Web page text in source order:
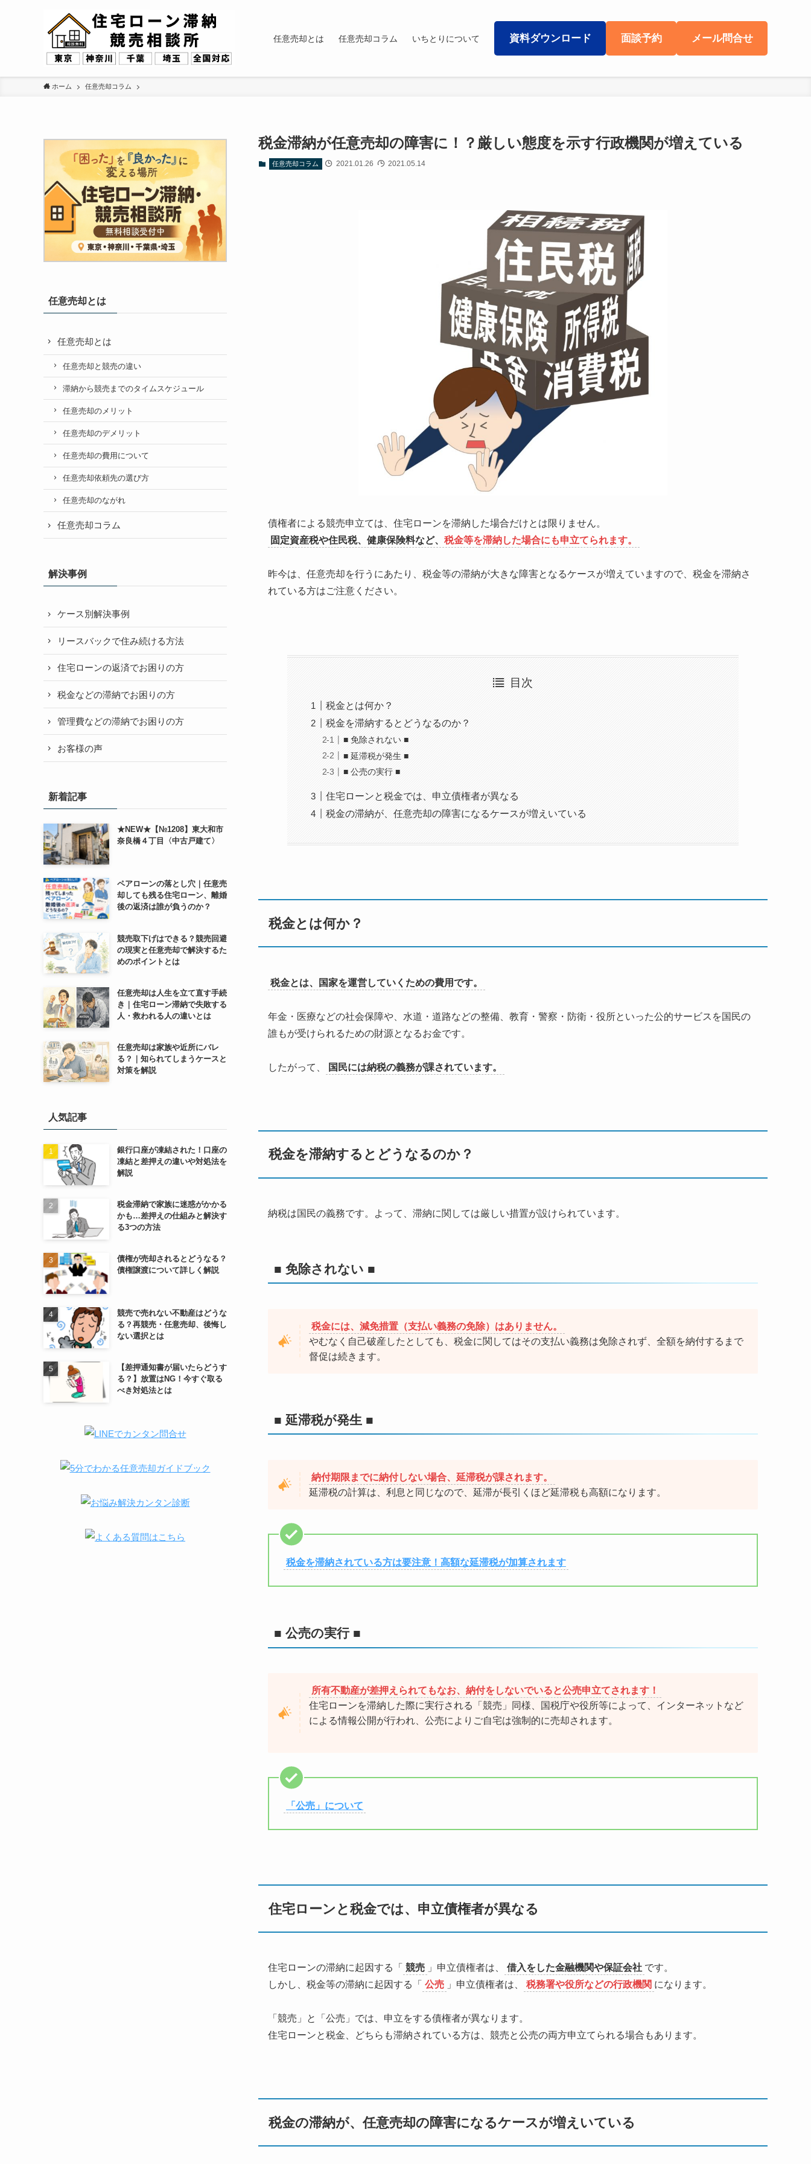
任意売却とは 任意売却コラム いちとりについて 資料ダウンロード 面談予約 メール問合せ
ホーム 任意売却コラム
税金滞納が任意売却の障害に！？厳しい態度を示す行政機関が増えている
任意売却コラム 2021.01.26 2021.05.14
債権者による競売申立ては、住宅ローンを滞納した場合だけとは限りません。
固定資産税や住民税、健康保険料など、 税金等を滞納した場合にも申立てられます。
昨今は、任意売却を行うにあたり、税金等の滞納が大きな障害となるケースが増えていますので、税金を滞納さ
れている方はご注意ください。
目次
税金とは何か？
税金を滞納するとどうなるのか？
■ 免除されない ■
■ 延滞税が発生 ■
■ 公売の実行 ■
住宅ローンと税金では、申立債権者が異なる
税金の滞納が、任意売却の障害になるケースが増えいている
税金とは何か？
税金とは、国家を運営していくための費用です。
年金・医療などの社会保障や、水道・道路などの整備、教育・警察・防衛・役所といった公的サービスを国民の
誰もが受けられるための財源となるお金です。
したがって、 国民には納税の義務が課されています。
税金を滞納するとどうなるのか？
納税は国民の義務です。よって、滞納に関しては厳しい措置が設けられています。
■ 免除されない ■
税金には、減免措置（支払い義務の免除）はありません。
やむなく自己破産したとしても、税金に関してはその支払い義務は免除されず、全額を納付するまで
督促は続きます。
■ 延滞税が発生 ■
納付期限までに納付しない場合、延滞税が課されます。
延滞税の計算は、利息と同じなので、延滞が長引くほど延滞税も高額になります。
税金を滞納されている方は要注意！高額な延滞税が加算されます
■ 公売の実行 ■
所有不動産が差押えられてもなお、納付をしないでいると公売申立てされます！
住宅ローンを滞納した際に実行される「競売」同様、国税庁や役所等によって、インターネットなど
による情報公開が行われ、公売によりご自宅は強制的に売却されます。
「公売」について
住宅ローンと税金では、申立債権者が異なる
住宅ローンの滞納に起因する「 競売 」申立債権者は、 借入をした金融機関や保証会社 です。
しかし、税金等の滞納に起因する「 公売 」申立債権者は、 税務署や役所などの行政機関 になります。
「競売」と「公売」では、申立をする債権者が異なります。
住宅ローンと税金、どちらも滞納されている方は、競売と公売の両方申立てられる場合もあります。
税金の滞納が、任意売却の障害になるケースが増えいている
任意売却とは
任意売却とは
任意売却と競売の違い
滞納から競売までのタイムスケジュール
任意売却のメリット
任意売却のデメリット
任意売却の費用について
任意売却依頼先の選び方
任意売却のながれ
任意売却コラム
解決事例
ケース別解決事例
リースバックで住み続ける方法
住宅ローンの返済でお困りの方
税金などの滞納でお困りの方
管理費などの滞納でお困りの方
お客様の声
新着記事
★NEW★【№1208】東大和市
奈良橋４丁目〈中古戸建て〉
ペアローンの落とし穴｜任意売
却しても残る住宅ローン、離婚
後の返済は誰が負うのか？
競売取下げはできる？競売回避
の現実と任意売却で解決するた
めのポイントとは
任意売却は人生を立て直す手続
き｜住宅ローン滞納で失敗する
人・救われる人の違いとは
任意売却は家族や近所にバレ
る？｜知られてしまうケースと
対策を解説
人気記事
銀行口座が凍結された！口座の
凍結と差押えの違いや対処法を
解説
税金滞納で家族に迷惑がかかる
かも…差押えの仕組みと解決す
る3つの方法
債権が売却されるとどうなる？
債権譲渡について詳しく解説
競売で売れない不動産はどうな
る？再競売・任意売却、後悔し
ない選択とは
【差押通知書が届いたらどうす
る？】放置はNG！今すぐ取る
べき対処法とは